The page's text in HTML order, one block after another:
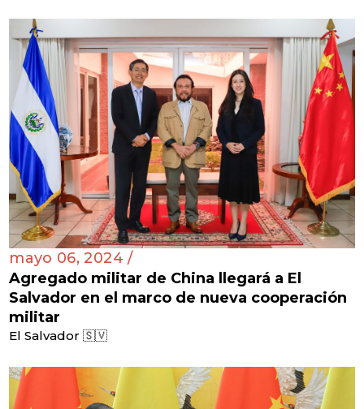
mayo 06, 2024 /
Agregado militar de China llegará a El
Salvador en el marco de nueva cooperación
militar
El Salvador 🇸🇻